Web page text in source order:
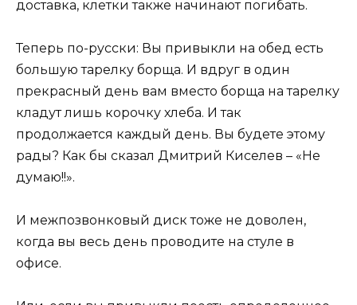
доставка, клетки также начинают погибать.
Теперь по-русски: Вы привыкли на обед есть
большую тарелку борща. И вдруг в один
прекрасный день вам вместо борща на тарелку
кладут лишь корочку хлеба. И так
продолжается каждый день. Вы будете этому
рады? Как бы сказал Дмитрий Киселев – «Не
думаю!!».
И межпозвонковый диск тоже не доволен,
когда вы весь день проводите на стуле в
офисе.